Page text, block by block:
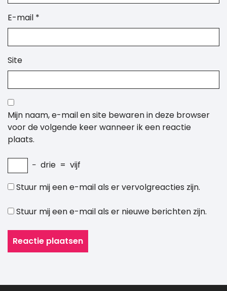
E-mail *
Site
Mijn naam, e-mail en site bewaren in deze browser
voor de volgende keer wanneer ik een reactie
plaats.
− drie = vijf
Stuur mij een e-mail als er vervolgreacties zijn.
Stuur mij een e-mail als er nieuwe berichten zijn.